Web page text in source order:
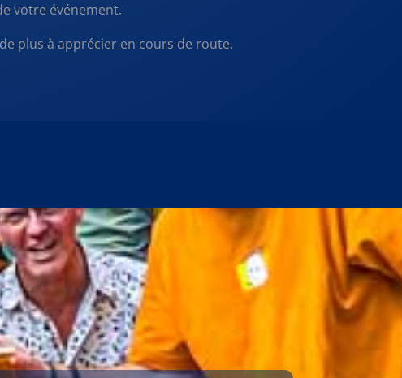
votre événement.
plus à apprécier en cours de route.